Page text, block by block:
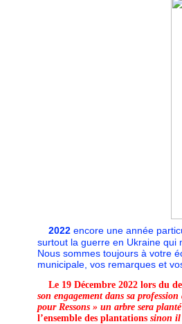
2022 encore une année
surtout la guerre en Ukraine qui
Nous sommes toujours à votre
municipale, vos remarques et
Le 19 Décembre 2022 lors du
son engagementdans sa
pour Ressons » un arbre sera
l’ensemble des plantations sinon il